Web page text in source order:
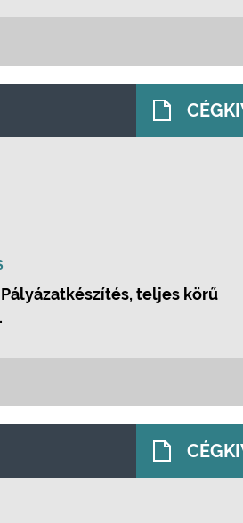
teljes körű